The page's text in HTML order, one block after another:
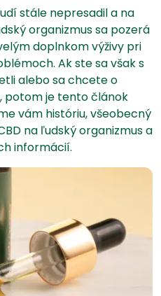
stále nepresadil a na
organizmus sa pozerá
doplnkom výživy pri
Ak ste sa však s
alebo sa chcete o
potom je tento článok
vám históriu, všeobecný
na ľudský organizmus a
informácií.